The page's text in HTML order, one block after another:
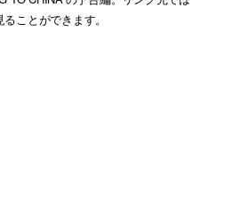
ことができます。